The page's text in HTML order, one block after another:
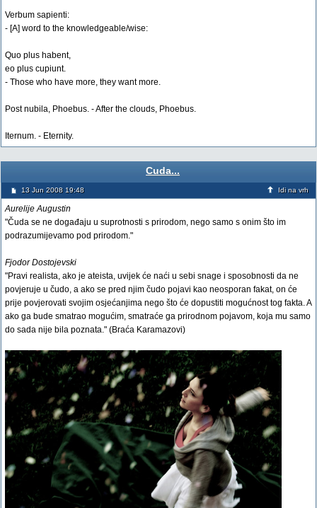
Verbum sapienti:
- [A] word to the knowledgeable/wise:
Quo plus habent,
eo plus cupiunt.
- Those who have more, they want more.
Post nubila, Phoebus. - After the clouds, Phoebus.
Iternum. - Eternity.
Cuda...
13 Jun 2008 19:48 Idi na vrh
Aurelije Augustin
"Čuda se ne događaju u suprotnosti s prirodom, nego samo s onim što im
podrazumijevamo pod prirodom."
Fjodor Dostojevski
"Pravi realista, ako je ateista, uvijek će naći u sebi snage i sposobnosti da ne
povjeruje u čudo, a ako se pred njim čudo pojavi kao neosporan fakat, on će
prije povjerovati svojim osjećanjima nego što će dopustiti mogućnost tog fakta. A
ako ga bude smatrao mogućim, smatraće ga prirodnom pojavom, koja mu samo
do sada nije bila poznata." (Braća Karamazovi)